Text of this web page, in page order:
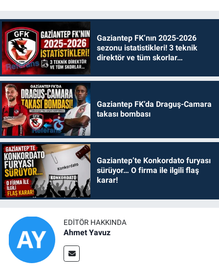
Gaziantep FK’nın 2025-2026
sezonu istatistikleri! 3 teknik
direktör ve tüm skorlar…
Gaziantep FK’da Draguş-Camara
takası bombası
Gaziantep’te Konkordato furyası
sürüyor… O firma ile ilgili flaş
karar!
EDITÖR HAKKINDA
Ahmet Yavuz